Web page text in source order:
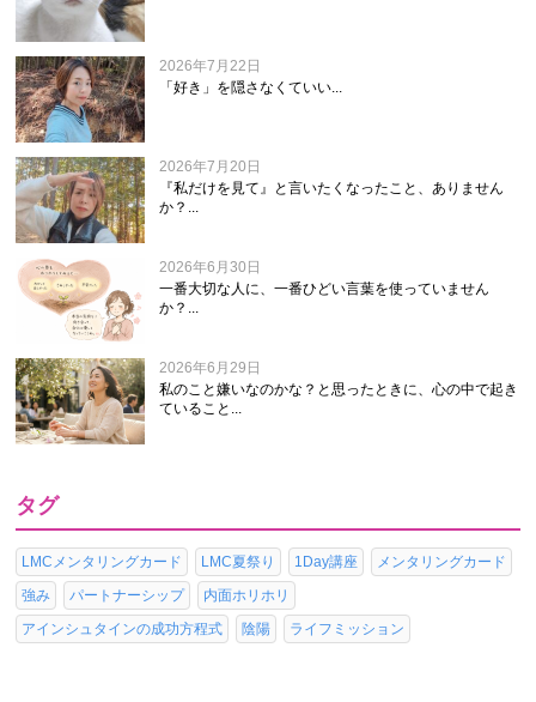
2026年7月22日
「好き」を隠さなくていい...
2026年7月20日
『私だけを見て』と言いたくなったこと、ありません
か？...
2026年6月30日
一番大切な人に、一番ひどい言葉を使っていません
か？...
2026年6月29日
私のこと嫌いなのかな？と思ったときに、心の中で起き
ていること...
タグ
LMCメンタリングカード LMC夏祭り 1Day講座
メンタリングカード
強み
パートナーシップ
内面ホリホリ
アインシュタインの成功方程式
陰陽 ライフミッション